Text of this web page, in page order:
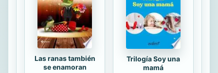
Las ranas también
se enamoran
Trilogía Soy una
mamá